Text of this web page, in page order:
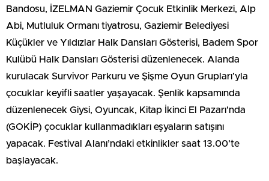
Bandosu, İZELMAN Gaziemir Çocuk Etkinlik Merkezi, Alp
Abi, Mutluluk Ormanı tiyatrosu, Gaziemir Belediyesi
Küçükler ve Yıldızlar Halk Dansları Gösterisi, Badem Spor
Kulübü Halk Dansları Gösterisi düzenlenecek. Alanda
kurulacak Survivor Parkuru ve Şişme Oyun Grupları’yla
çocuklar keyifli saatler yaşayacak. Şenlik kapsamında
düzenlenecek Giysi, Oyuncak, Kitap İkinci El Pazarı’nda
(GOKİP) çocuklar kullanmadıkları eşyaların satışını
yapacak. Festival Alanı’ndaki etkinlikler saat 13.00’te
başlayacak.